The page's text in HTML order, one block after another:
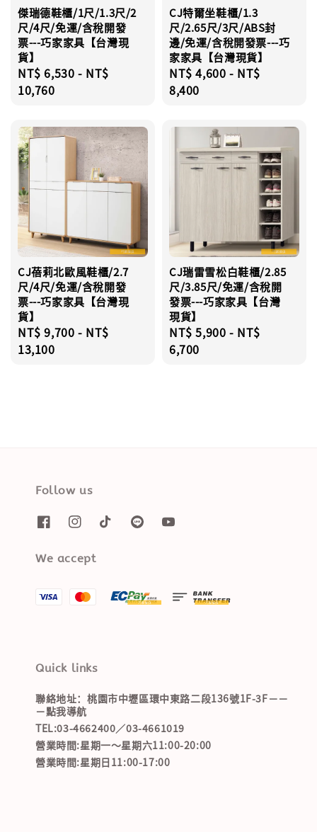
傑瑞德鞋櫃/1尺/1.3尺/2
尺/4尺/免運/含稅開發
票---巧家家具【台灣現
貨】
Regular
price
NT$ 6,530 - NT$
10,760
CJ特爾坐鞋櫃/1.3
尺/2.65尺/3尺/ABS封
邊/免運/含稅開發票---巧
家家具【台灣現貨】
Regular
price
NT$ 4,600 - NT$
8,400
CJ蓓莉北歐風鞋櫃/2.7
尺/4尺/免運/含稅開發
票---巧家家具【台灣現
貨】
Regular
price
NT$ 9,700 - NT$
13,100
CJ瑞雷雪松白鞋櫃/2.85
尺/3.85尺/免運/含稅開
發票---巧家家具【台灣
現貨】
Regular
price
NT$ 5,900 - NT$
6,700
Follow us
We accept
Quick links
聯絡地址：桃園市中壢區環中東路二段136號1F-3F－－
－點我導航
TEL:03-4662400／03-4661019
營業時間:星期一～星期六11:00-20:00
營業時間:星期日11:00-17:00